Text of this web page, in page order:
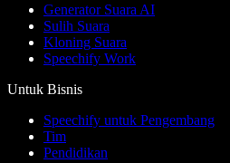
Generator Suara AI
Sulih Suara
Kloning Suara
Speechify Work
Untuk Bisnis
Speechify untuk Pengembang
Tim
Pendidikan